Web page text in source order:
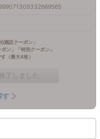
施設クーポン」
ン」「特別クーポン」
（最大4枚）
す